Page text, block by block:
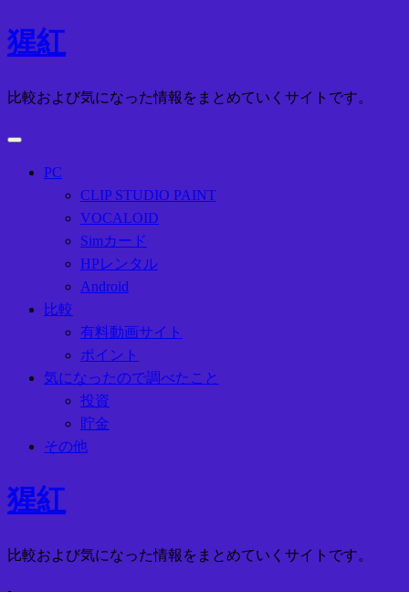
コ
ン
ン
へ
猩紅
比較および気になった情報をまとめていくサイトです。
PC
CLIP STUDIO PAINT
VOCALOID
Simカード
HPレンタル
Android
比較
有料動画サイト
ポイント
気になったので調べたこと
投資
貯金
その他
猩紅
比較および気になった情報をまとめていくサイトです。